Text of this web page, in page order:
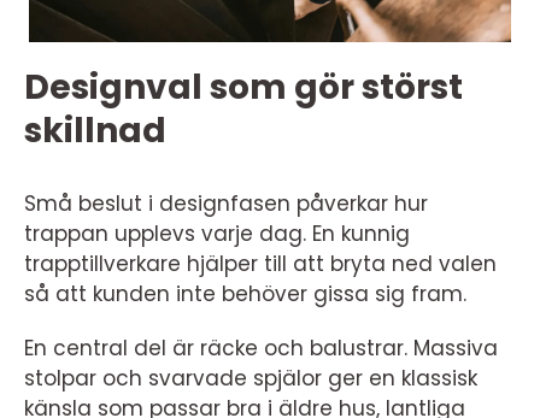
Designval som gör störst
skillnad
Små beslut i designfasen påverkar hur
trappan upplevs varje dag. En kunnig
trapptillverkare hjälper till att bryta ned valen
så att kunden inte behöver gissa sig fram.
En central del är räcke och balustrar. Massiva
stolpar och svarvade spjälor ger en klassisk
känsla som passar bra i äldre hus, lantliga